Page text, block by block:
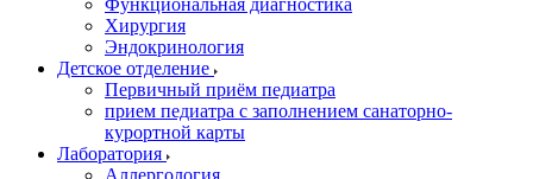
Функциональная диагностика
Хирургия
Эндокринология
Детское отделение
Первичный приём педиатра
прием педиатра с заполнением санаторно-
курортной карты
Лаборатория
Аллергология